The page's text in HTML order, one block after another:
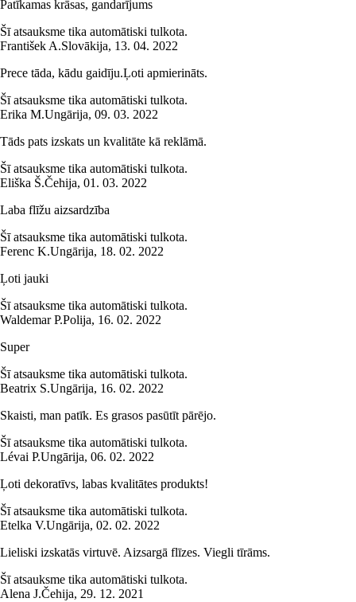
Patīkamas krāsas, gandarījums
Šī atsauksme tika automātiski tulkota.
František A.Slovākija, 13. 04. 2022
Prece tāda, kādu gaidīju.Ļoti apmierināts.
Šī atsauksme tika automātiski tulkota.
Erika M.Ungārija, 09. 03. 2022
Tāds pats izskats un kvalitāte kā reklāmā.
Šī atsauksme tika automātiski tulkota.
Eliška Š.Čehija, 01. 03. 2022
Laba flīžu aizsardzība
Šī atsauksme tika automātiski tulkota.
Ferenc K.Ungārija, 18. 02. 2022
Ļoti jauki
Šī atsauksme tika automātiski tulkota.
Waldemar P.Polija, 16. 02. 2022
Super
Šī atsauksme tika automātiski tulkota.
Beatrix S.Ungārija, 16. 02. 2022
Skaisti, man patīk. Es grasos pasūtīt pārējo.
Šī atsauksme tika automātiski tulkota.
Lévai P.Ungārija, 06. 02. 2022
Ļoti dekoratīvs, labas kvalitātes produkts!
Šī atsauksme tika automātiski tulkota.
Etelka V.Ungārija, 02. 02. 2022
Lieliski izskatās virtuvē. Aizsargā flīzes. Viegli tīrāms.
Šī atsauksme tika automātiski tulkota.
Alena J.Čehija, 29. 12. 2021